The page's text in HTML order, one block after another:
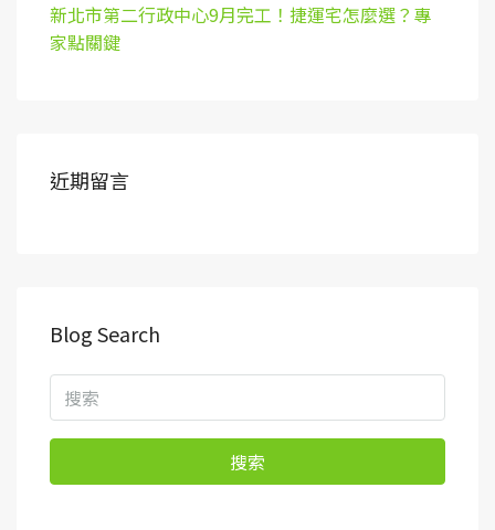
新北市第二行政中心9月完工！捷運宅怎麼選？專
家點關鍵
近期留言
Blog Search
搜索